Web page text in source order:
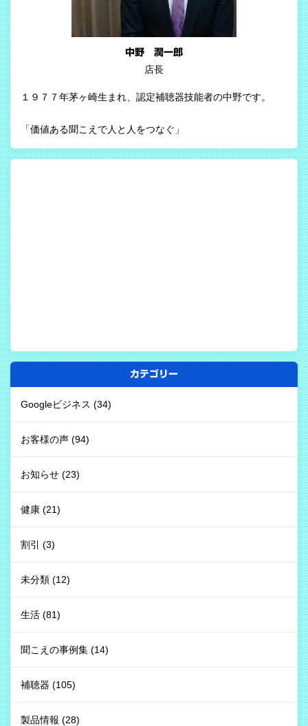
中野 潤一郎
店長
１９７７年茅ヶ崎生まれ、認定補聴器技能者の中野です。
「価値ある聞こえで人と人をつなぐ」
カテゴリー
Googleビジネス (34)
お客様の声 (94)
お知らせ (23)
健康 (21)
割引 (3)
未分類 (12)
生活 (81)
聞こえの事例集 (14)
補聴器 (105)
製品情報 (28)